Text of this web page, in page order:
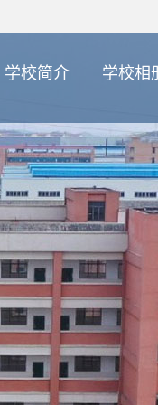
学校简介 学校相